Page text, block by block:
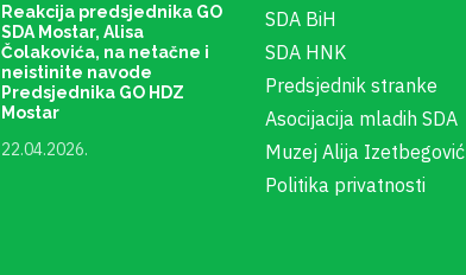
Reakcija predsjednika GO
SDA Mostar, Alisa
Čolakovića, na netačne i
neistinite navode
Predsjednika GO HDZ
Mostar
22.04.2026.
SDA BiH
SDA HNK
Predsjednik stranke
Asocijacija mladih SDA
Muzej Alija Izetbegović
Politika privatnosti